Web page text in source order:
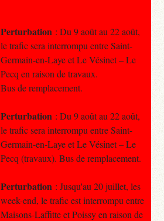
Perturbation : Du 9 août au 22 août,
le trafic sera interrompu entre Saint-
Germain-en-Laye et Le Vésinet – Le
Pecq en raison de travaux.
Bus de remplacement.
Perturbation : Du 9 août au 22 août,
le trafic sera interrompu entre Saint-
Germain-en-Laye et Le Vésinet – Le
Pecq (travaux). Bus de remplacement.
Perturbation : Jusqu'au 20 juillet, les
week-end, le trafic est interrompu entre
Maisons-Laffitte et Poissy en raison de